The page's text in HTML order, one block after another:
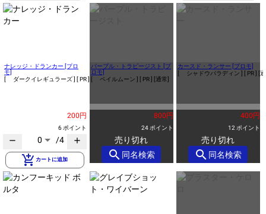
ナレッジ・ドランカー [プロ
モ]
[ ダークイレギュラーズ ] [ PR ] [通常]
200円
6 ポイント
remove 0 /4 add
add_shopping_cart カートに追加
パープル・トラピージスト [プ
ロモ]
[ ペイルムーン ] [ PR ] [通常]
800円
24 ポイント
売り切れ
search 同名検索
カースド・ランサー [プロモ]
[ シャドウパラディン ] [ PR ] [
400円
12 ポイント
売り切れ
search 同名検索